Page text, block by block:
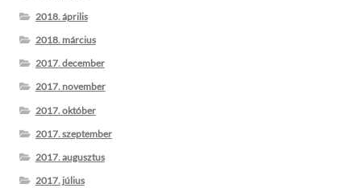
2018. április
2018. március
2017. december
2017. november
2017. október
2017. szeptember
2017. augusztus
2017. július